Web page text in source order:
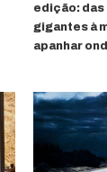
edição: das
gigantes à
apanhar